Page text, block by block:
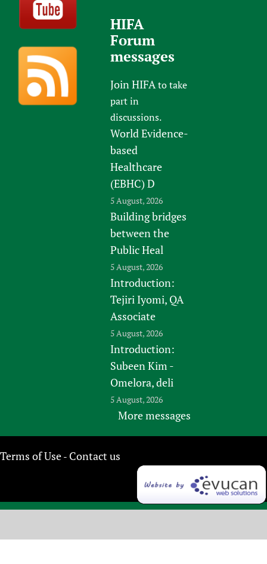
HIFA
Forum
messages
Join HIFAto take
part in
discussions.
World Evidence-
based
Healthcare
(EBHC) D
5 August, 2026
Building bridges
between the
Public Heal
5 August, 2026
Introduction:
Tejiri Iyomi, QA
Associate
5 August, 2026
Introduction:
Subeen Kim -
Omelora, deli
5 August, 2026
More messages
Terms of Use- Contact us